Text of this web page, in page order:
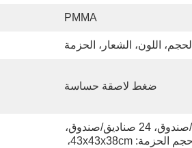
PMMA
الحجم، اللون، الشعار، الحزمة
ضغط لاصقة حساسة